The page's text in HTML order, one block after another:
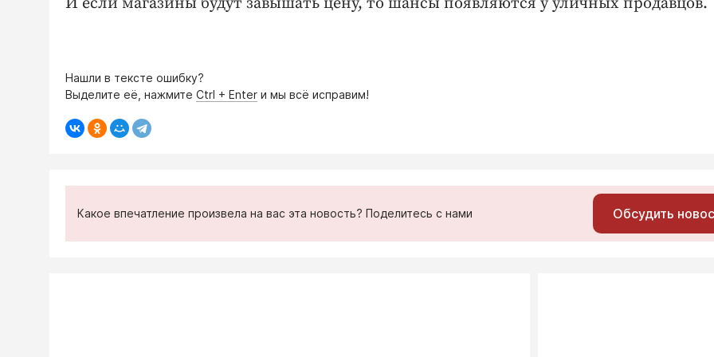
Нашли в тексте ошибку?
Выделите её, нажмите Ctrl + Enter и мы всё исправим!
Какое впечатление произвела на вас эта новость? Поделитесь с нами Обсудить